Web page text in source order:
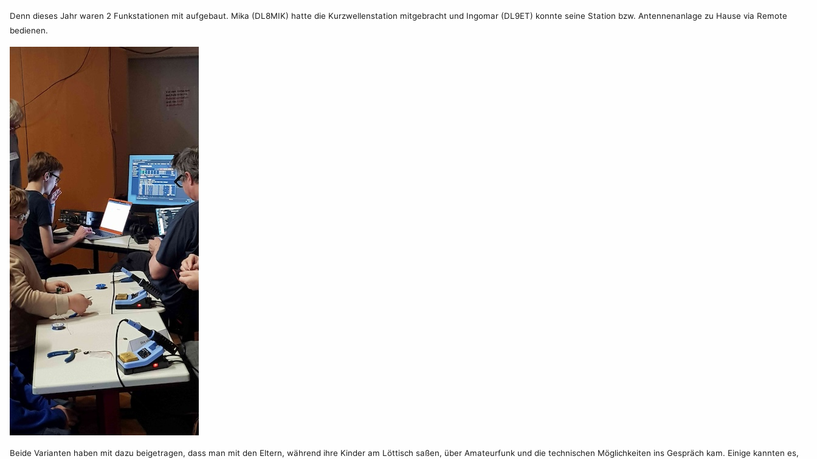
Denn dieses Jahr waren 2 Funkstationen mit aufgebaut. Mika (DL8MIK) hatte die Kurzwellenstation mitgebracht und Ingomar (DL9ET) konnte seine Station bzw. Antennenanlage zu Hause via Remote
bedienen.
Beide Varianten haben mit dazu beigetragen, dass man mit den Eltern, während ihre Kinder am Löttisch saßen, über Amateurfunk und die technischen Möglichkeiten ins Gespräch kam. Einige kannten es,